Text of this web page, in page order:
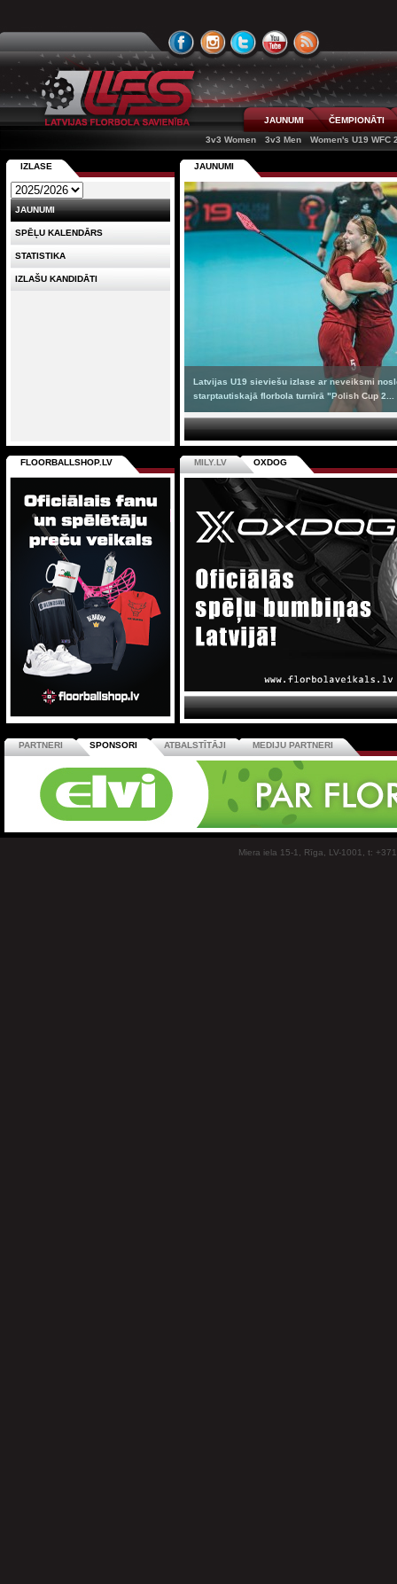
JAUNUMI
ČEMPIONĀTI
3v3 Women
3v3 Men Women's U19 WFC
JAUNUMI
Latvijas U19 sieviešu izlase ar neveiksmi
starptautiskajā florbola turnīrā "Polish Cup 2...
MILY.LV OXDOG
IZLASE
JAUNUMI
SPĒĻU KALENDĀRS
STATISTIKA
IZLAŠU KANDIDĀTI
FLOORBALLSHOP.LV
PARTNERI SPONSORI ATBALSTĪTĀJI MEDIJU PARTNERI
Miera iela 15-1, Rīga, LV-1001, t: